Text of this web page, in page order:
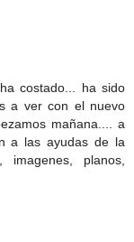
costado... ha sido
a ver con el nuevo
mañana.... a
a las ayudas de la
planos,